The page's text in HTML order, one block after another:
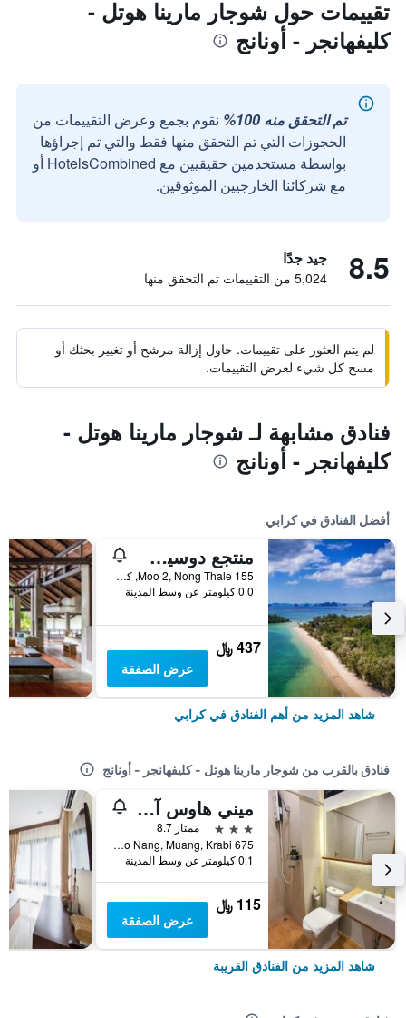
تقييمات حول شوجار مارينا هوتل -
كليفهانجر - أونانج
تم التحقق منه 100%
نقوم بجمع وعرض التقييمات من
الحجوزات التي تم التحقق منها فقط والتي تم إجراؤها
بواسطة مستخدمين حقيقيين مع HotelsCombined أو
مع شركائنا الخارجيين الموثوقين.
8.5 جيد جدًا
5,024 من التقييمات تم التحقق منها
لم يتم العثور على تقييمات. حاول إزالة مرشح أو تغيير بحثك أو
مسح كل شيء لعرض التقييمات.
فنادق مشابهة لـ شوجار مارينا هوتل -
كليفهانجر - أونانج
أفضل الفنادق في كرابي
منتجع دوسيت ثاني كرابي بيتش
155 Moo 2, Nong Thale, كرابي, تايلاند
0.0 كيلومتر عن وسط المدينة
437 ﷼
عرض الصفقة
شاهد المزيد من أهم الفنادق في كرابي
فنادق بالقرب من شوجار مارينا هوتل - كليفهانجر - أونانج
ميني هاوس آونانج
3 نجوم
ممتاز 8.7
675 Moo 2, Ao Nang, Muang, Krabi, كرابي, تايلاند
0.1 كيلومتر عن وسط المدينة
115 ﷼
عرض الصفقة
شاهد المزيد من الفنادق القريبة